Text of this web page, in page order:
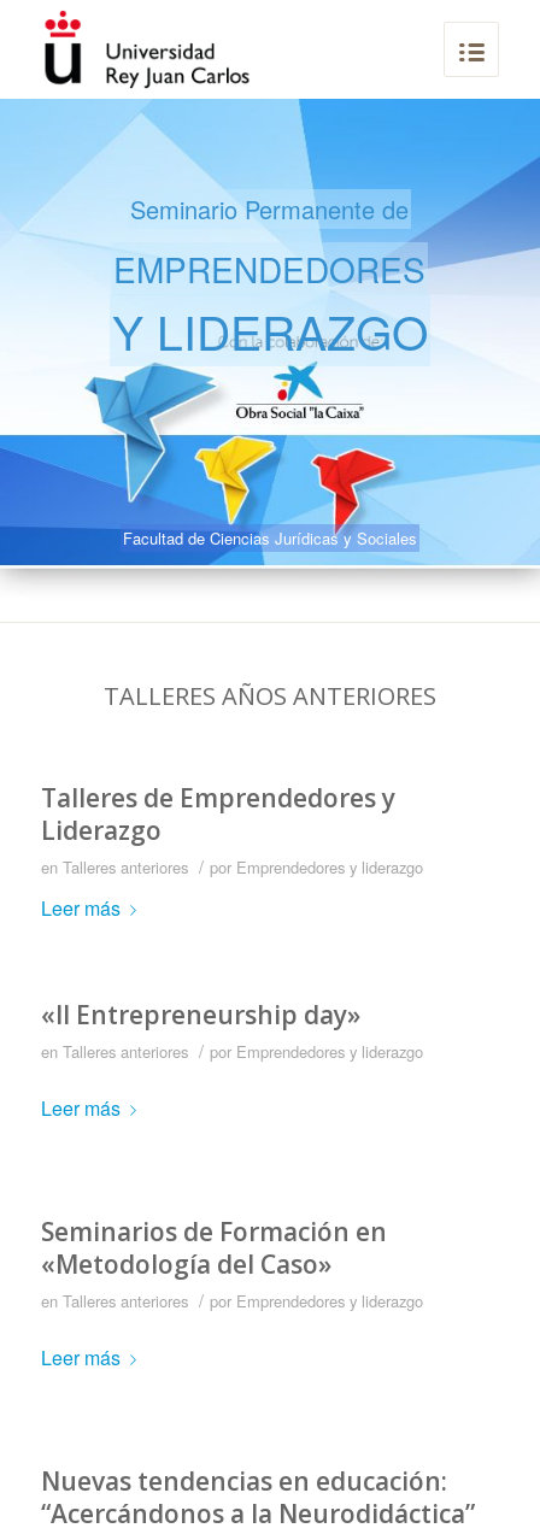
Seminario Permanente de
EMPRENDEDORES
Y LIDERAZGO
Facultad de Ciencias Jurídicas y Sociales
TALLERES AÑOS ANTERIORES
Talleres de Emprendedores y
Liderazgo
en Talleres anteriores / por Emprendedores y liderazgo
Leer más
«II Entrepreneurship day»
en Talleres anteriores / por Emprendedores y liderazgo
Leer más
Seminarios de Formación en
«Metodología del Caso»
en Talleres anteriores / por Emprendedores y liderazgo
Leer más
Nuevas tendencias en educación:
“Acercándonos a la Neurodidáctica”